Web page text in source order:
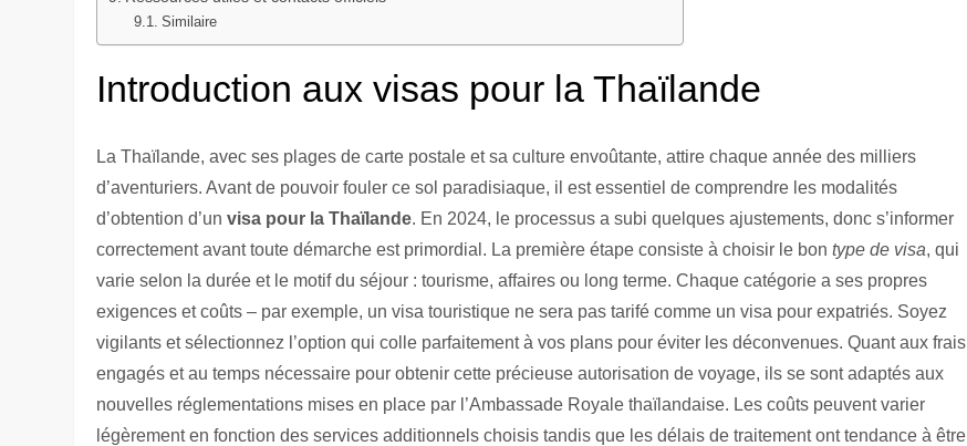
Similaire
Introduction aux visas pour la Thaïlande
La Thaïlande, avec ses plages de carte postale et sa culture envoûtante, attire chaque année des milliers
d’aventuriers. Avant de pouvoir fouler ce sol paradisiaque, il est essentiel de comprendre les modalités
d’obtention d’unvisa pour la Thaïlande. En 2024, le processus a subi quelques ajustements, donc s’informer
correctement avant toute démarche est primordial. La première étape consiste à choisir le bontype de visa, qui
varie selon la durée et le motif du séjour : tourisme, affaires ou long terme. Chaque catégorie a ses propres
exigences et coûts – par exemple, un visa touristique ne sera pas tarifé comme un visa pour expatriés. Soyez
vigilants et sélectionnez l’option qui colle parfaitement à vos plans pour éviter les déconvenues. Quant aux frais
engagés et au temps nécessaire pour obtenir cette précieuse autorisation de voyage, ils se sont adaptés aux
nouvelles réglementations mises en place par l’Ambassade Royale thaïlandaise. Les coûts peuvent varier
légèrement en fonction des services additionnels choisis tandis que les délais de traitement ont tendance à être